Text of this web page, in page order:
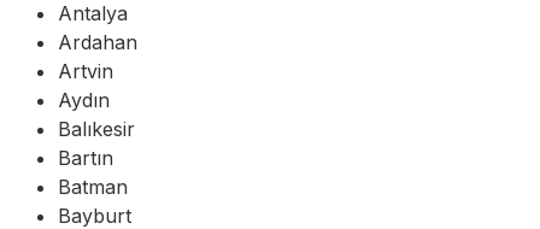
Antalya
Ardahan
Artvin
Aydın
Balıkesir
Bartın
Batman
Bayburt